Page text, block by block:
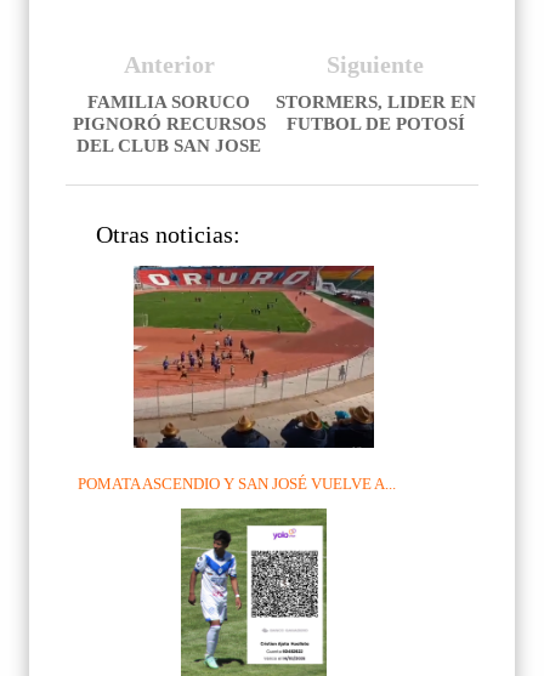
Siguiente
STORMERS, LIDER EN
FUTBOL DE POTOSÍ
Anterior
FAMILIA SORUCO
PIGNORÓ RECURSOS
DEL CLUB SAN JOSE
Otras noticias:
POMATA ASCENDIO Y SAN JOSÉ VUELVE A...